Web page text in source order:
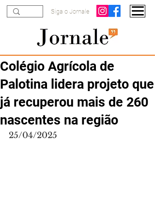
Siga o Jornale
Colégio Agrícola de
Palotina lidera projeto que
já recuperou mais de 260
nascentes na região
25/04/2025